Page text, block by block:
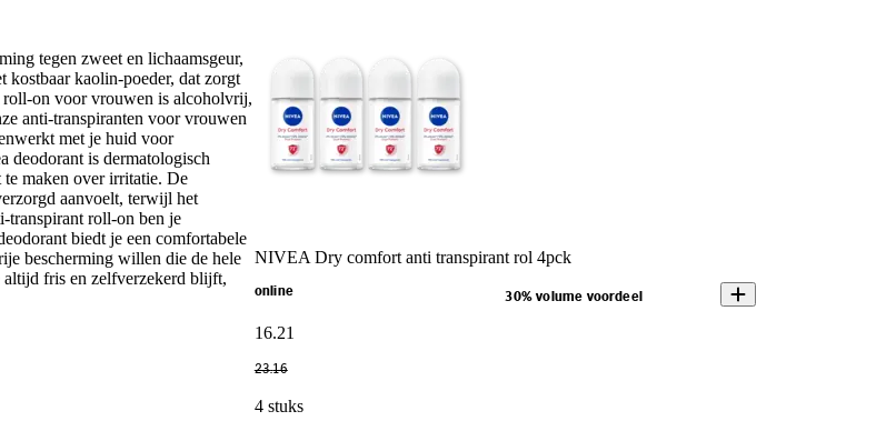
tegen zweet en lichaamsgeur,
kaolin-poeder, dat zorgt
roll-on voor vrouwen is alcoholvrij,
anti-transpiranten voor vrouwen
met je huid voor
deodorant is dermatologisch
te maken over irritatie. De
aanvoelt, terwijl het
transpirant roll-on ben je
biedt je een comfortabele
bescherming willen die de hele
fris en zelfverzekerd blijft,
NIVEA Dry comfort anti transpirant rol 4pck
online 30% volume voordeel
16.21
23.16
4 stuks